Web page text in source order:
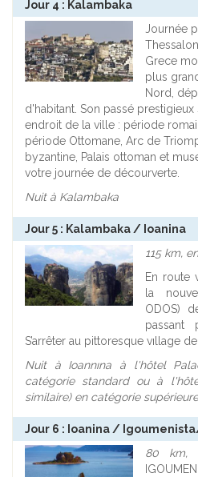
Jour 4 : Kalambaka
Journée
Grece
plus
Nord,
d'habitant. Son passé
endroit de la ville : période
période Ottomane, Arc de
byzantine, Palais ottoman et
votre journée de décourverte.
Nuit à Kalambaka
Jour 5 : Kalambaka / Ioanina
115 km,
En route
la
ODOS)
passant
S’arrêter au pittoresque vıllage
Nuit à Ioannına à l'hôtel
catégorie standard ou à
similaire) en catégorie
Jour 6 : Ioanina /
80 km,